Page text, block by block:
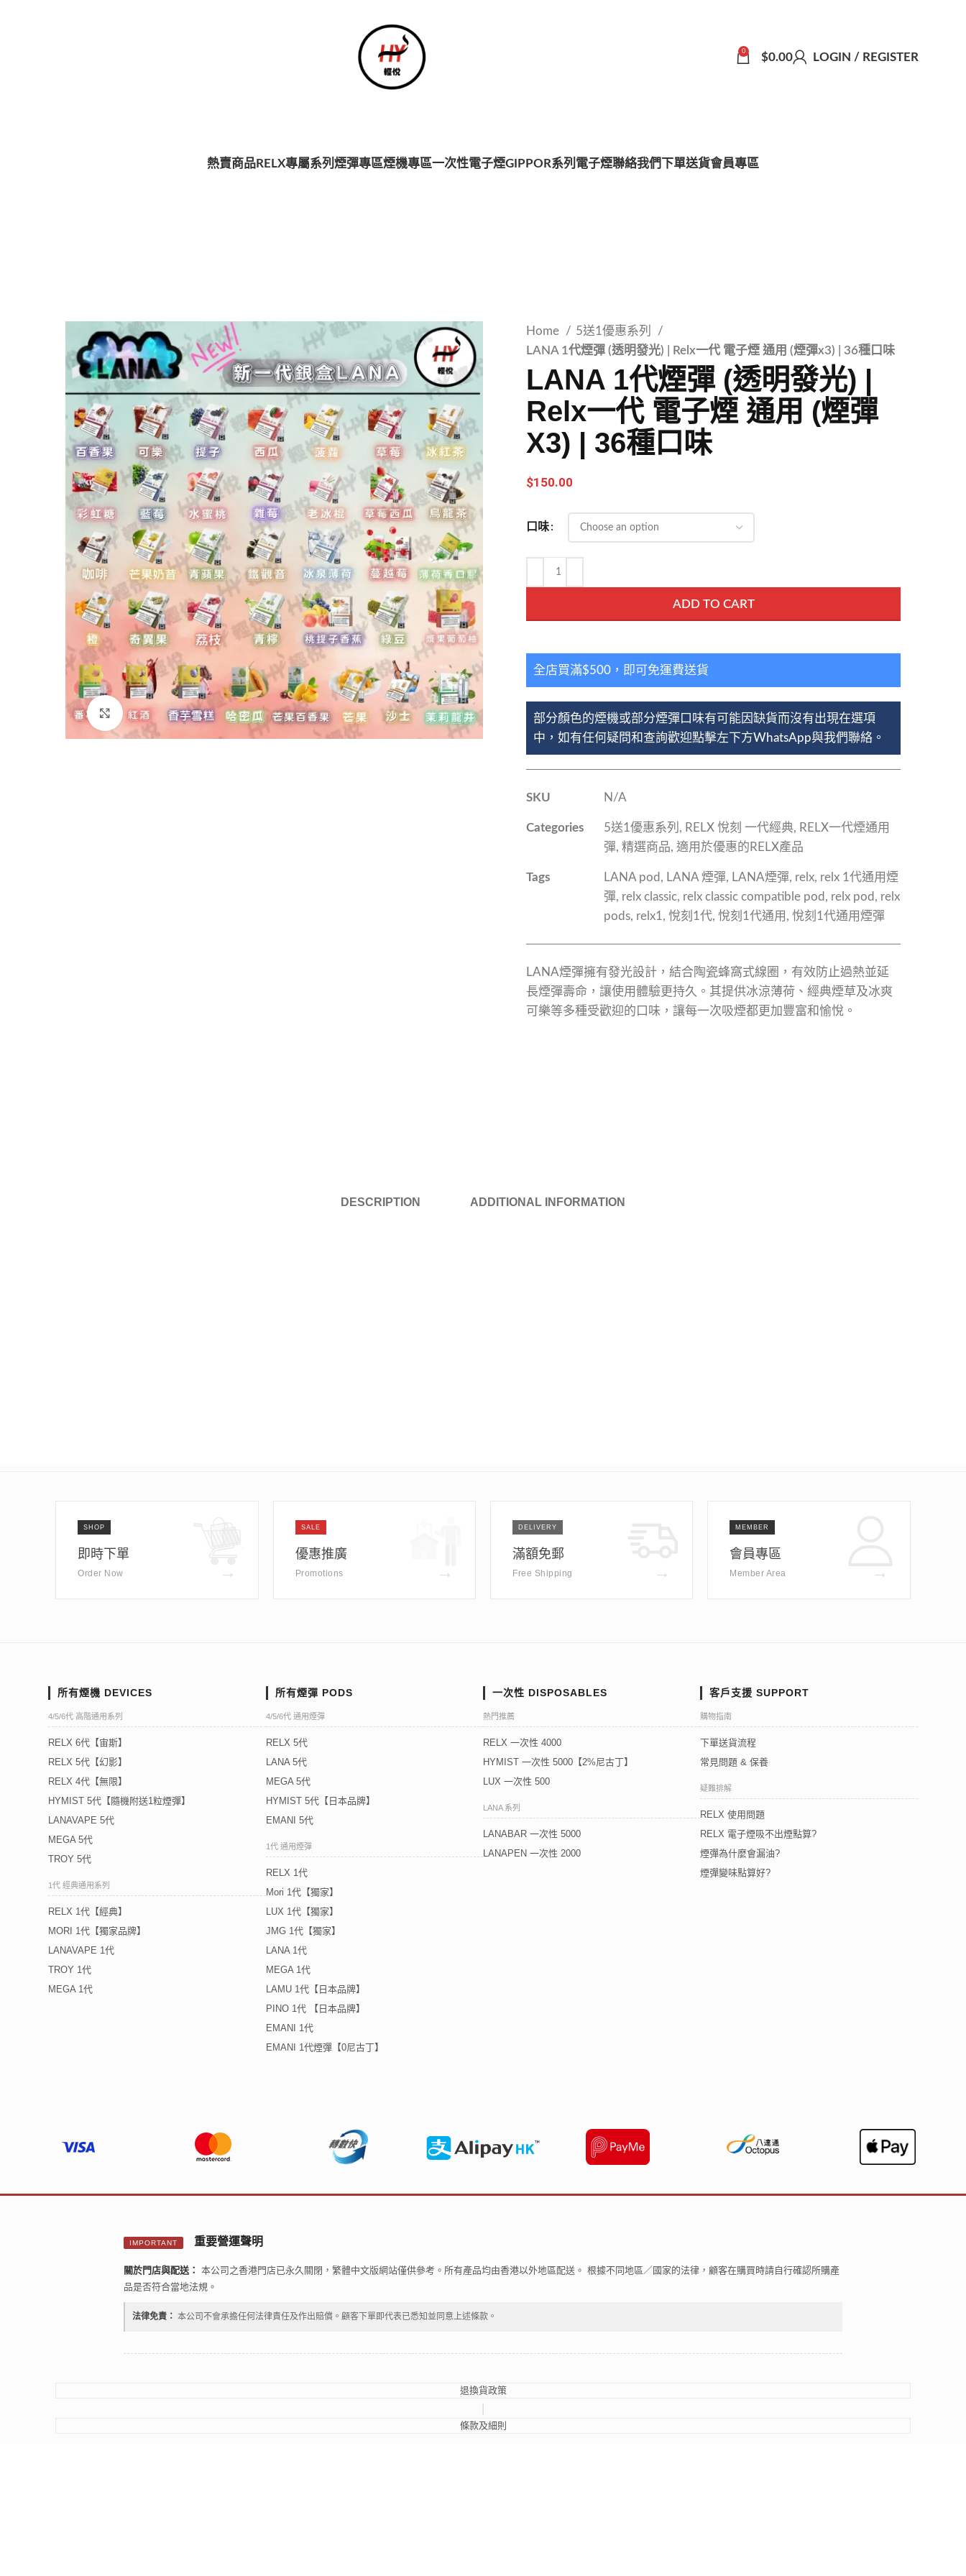
0 $0.00 LOGIN / REGISTER
熱賣商品RELX專屬系列 煙彈專區煙機專區一次性電子煙GIPPOR系列電子煙聯絡我們 下單送貨會員專區
Click to enlarge
Home
5送1優惠系列
LANA 1代煙彈 (透明發光) | Relx一代 電子煙 通用 (煙彈x3) | 36種口味
LANA 1代煙彈 (透明發光) |
Relx一代 電子煙 通用 (煙彈
X3) | 36種口味
$150.00
口味
ADD TO CART
全店買滿$500，即可免運費送貨
部分顏色的煙機或部分煙彈口味有可能因缺貨而沒有出現在選項
中，如有任何疑問和查詢歡迎點擊左下方WhatsApp與我們聯絡。
SKU N/A
Categories 5送1優惠系列 , RELX 悅刻 一代經典, RELX一代煙通用
彈, 精選商品, 適用於優惠的RELX產品
Tags LANA pod , LANA 煙彈, LANA煙彈, relx, relx 1代通用煙
彈, relx classic, relx classic compatible pod , relx pod , relx
pods, relx1, 悅刻1代, 悅刻1代通用 , 悅刻1代通用煙彈
LANA煙彈擁有發光設計，結合陶瓷蜂窩式線圈，有效防止過熱並延
長煙彈壽命，讓使用體驗更持久。其提供冰涼薄荷、經典煙草及冰爽
可樂等多種受歡迎的口味，讓每一次吸煙都更加豐富和愉悅。
DESCRIPTION ADDITIONAL INFORMATION
SHOP
即時下單
Order Now →
SALE
優惠推廣
Promotions →
DELIVERY
滿額免郵
Free Shipping →
MEMBER
會員專區
Member Area →
所有煙機 DEVICES
4/5/6代 高階通用系列
RELX 6代【宙斯】
RELX 5代【幻影】
RELX 4代【無限】
HYMIST 5代【隨機附送1粒煙彈】
LANAVAPE 5代
MEGA 5代
TROY 5代
1代 經典通用系列
RELX 1代【經典】
MORI 1代【獨家品牌】
LANAVAPE 1代
TROY 1代
MEGA 1代
所有煙彈 PODS
4/5/6代 通用煙彈
RELX 5代
LANA 5代
MEGA 5代
HYMIST 5代【日本品牌】
EMANI 5代
1代 通用煙彈
RELX 1代
Mori 1代【獨家】
LUX 1代【獨家】
JMG 1代【獨家】
LANA 1代
MEGA 1代
LAMU 1代【日本品牌】
PINO 1代 【日本品牌】
EMANI 1代
EMANI 1代煙彈【0尼古丁】
一次性 DISPOSABLES
熱門推薦
RELX 一次性 4000
HYMIST 一次性 5000【2%尼古丁】
LUX 一次性 500
LANA 系列
LANABAR 一次性 5000
LANAPEN 一次性 2000
客戶支援 SUPPORT
購物指南
下單送貨流程
常見問題 & 保養
疑難排解
RELX 使用問題
RELX 電子煙吸不出煙點算?
煙彈為什麼會漏油?
煙彈變味點算好?
IMPORTANT 重要營運聲明
關於門店與配送： 本公司之香港門店已永久關閉，繁體中文版網站僅供參考。所有產品均由香港以外地區配送。 根據不同地區／國家的法律，顧客在購買時請自行確認所購產
品是否符合當地法規。
法律免責： 本公司不會承擔任何法律責任及作出賠償。顧客下單即代表已悉知並同意上述條款。
退換貨政策
|
條款及細則